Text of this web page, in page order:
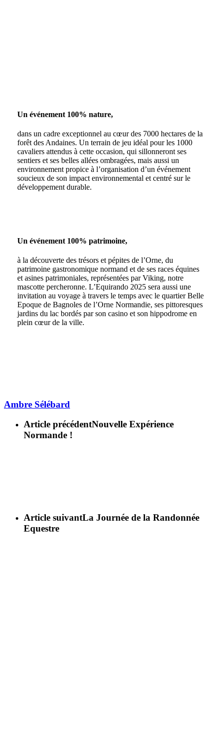
Un événement 100% nature,
dans un cadre exceptionnel au cœur des 7000 hectares de la
forêt des Andaines. Un terrain de jeu idéal pour les 1000
cavaliers attendus à cette occasion, qui sillonneront ses
sentiers et ses belles allées ombragées, mais aussi un
environnement propice à l’organisation d’un événement
soucieux de son impact environnemental et centré sur le
développement durable.
Un événement 100% patrimoine,
à la découverte des trésors et pépites de l’Orne, du
patrimoine gastronomique normand et de ses races équines
et asines patrimoniales, représentées par Viking, notre
mascotte percheronne. L’Equirando 2025 sera aussi une
invitation au voyage à travers le temps avec le quartier Belle
Epoque de Bagnoles de l’Orne Normandie, ses pittoresques
jardins du lac bordés par son casino et son hippodrome en
plein cœur de la ville.
Ambre Sélébard
Article précédentNouvelle Expérience
Normande !
Article suivantLa Journée de la Randonnée
Equestre